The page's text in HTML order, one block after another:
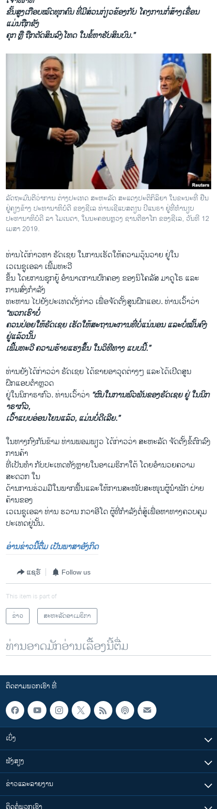
ຂັ້ນສູງເກືອບໝົດທຸກຄົນ ທີ່ມີສ່ວນກ່ຽວຂ້ອງກັບ ໂຄງການກໍ່ສ້າງເຂື່ອນ
ແມ່ນຖືກຂັງ
ຄຸກ ຫຼື ຖືກຕັດສິນລົງໂທດ ໃນຂໍ້ຫາຮັບສິນບົນ.”
ລັດຖະມົນຕີວ່າການ ຕ່າງປະເທດ ສະຫະລັດ ສະແດງປະຕິກິລິຍາ ໃນຂະນະທີ່ ຢືນ
ຢູ່ຄຽງຂ້າງ ປະທານາທິບໍດີ ຂອງຊີເລ ທ່ານເຊີແບສຕຽນ ປີແນຣາ ຢູ່ທີ່ທຳນຽບ
ປະທານາທິບໍດີ ລາ ໂມເນດາ, ໃນນະຄອນຫຼວງ ຊານຕີອາໂກ ຂອງຊີເລ, ວັນທີ 12
ເມສາ 2019.
ທ່ານໄດ້ກ່າວຫາ ຣັດເຊຍ ໃນການ​ເຮັດ​ໃຫ້ຄວາມວຸ້ນວາຍ ຢູ່ໃນ
ເວເນຊູເອລາ ​ເພີ້ມ​ທະ​ວີ
ຂຶ້ນ ໂດຍການຊຸກຍູ້ ອຳ​ນາດ​ການ​ປົກ​ຄອງ ຂອງນິໂຄລັສ ມາດູໂຣ ແລະ
ການສົ່ງກຳລັງ
ທະຫານ ໄປ​ຍັງ​ປະ​ເທດ​ດັ່ງ​ກ່າວ ເພື່ອຈັດຕັ້ງສູນຝຶກແອບ. ທ່ານເວົ້າວ່າ
“ພວກເຮົາບໍ່
ຄວນປ່ອຍໃຫ້ຣັດເຊຍ ​ເຮັດ​ໃຫ້ສະຖານະການທີ່ບໍ່ແນ່ນອນ ແລະ​ບໍ່​ໝັ້ນ​ຄົງ
ຢູ່ແລ້ວນັ້ນ
ເພີ້​ມ​ທະ​ວີ ​ຄວາມ​ຮ້າຍ​ແຮງ​ຂຶ້ນ ໃນວິທີທາງ ແບບນີ້.”
ທ່ານຍັງໄດ້ກ່າວວ່າ ຣັດເຊຍ ໄດ້ຂາຍອາວຸດຕ່າງໆ ແລະໄດ້ເປີດສູນ
ຝຶກແອບຕຳຫຼວດ
ຢູ່ໃນນິກາຣາກົວ. ທ່ານເວົ້າວ່າ “ຜົນໃນການພົວພັນຂອງຣັດເຊຍ ຢູ່ ໃນນິກ
າຣາກົວ,
ເວົ້າແບບອ່ອນໂຍນແລ້ວ, ແມ່ນບໍ່ດີເລີຍ.”
ໃນທາງກົງກັນຂ້າມ ທ່ານພອມພຽວ ໄດ້ກ່າວວ່າ ສະຫະລັດ ຈັດຕັ້ງຂໍ້ຕົກລົງ
ການຄ້າ
ທີ່ເປັນທຳ ກັບປະເທດທັງຫຼາຍໃນອາເມຣິກາໃຕ້ ​ໂດຍອຳນວຍຄວາມ
ສະດວກ ໃນ
ດ້ານການຮ່ວມມືໃນພາກພື້ນແລະໃຫ້ການສະໜັບສະໜຸນຜູ້ນຳພັກ ຝ່າຍ
ຄ້ານຂອງ
ເວເນຊູເອລາ ທ່ານ ຮວານ ກວາອີໂດ ຜູ້ທີ່ກຳລັງຕໍ່ສູ້ເພື່ອຫາ​ທາງຄວບຄຸມ
ປະເທດ​ຢູ່ນັ້ນ.
ອ່ານຂ່າວນີ້ຕື່ມ ເປັນພາສາອັງກິດ
ແຊຣ໌ Follow us
This item is part of
ຂ່າວ
ສະຫະລັດອາເມຣິກາ
ທ່ານອາດມັກອ່ານເລື້ອງນີ້ຕື່ມ
ຕິດຕາມພວກເຮົາ ທີ່
ເບິ່ງ
ຟັງສຽງ
ຂ່າວແລະລາຍງານ